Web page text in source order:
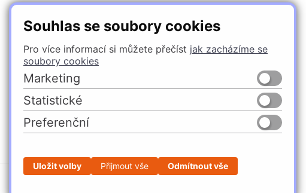
Souhlas se soubory cookies
Pro více informací si můžete přečíst jak zacházíme se
soubory cookies
Marketing
Statistické
Preferenční
Uložit volby Přijmout vše Odmítnout vše
SLEDUJTE NÁS
Česko Slovensko